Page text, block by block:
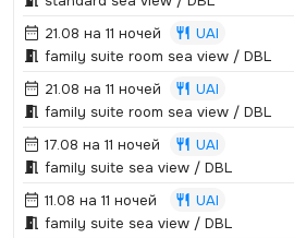
21.08 на 11 ночей
UAI
family suite room sea view / DBL
21.08 на 11 ночей
UAI
family suite room sea view / DBL
17.08 на 11 ночей
UAI
family suite sea view / DBL
11.08 на 11 ночей
UAI
family suite sea view / DBL